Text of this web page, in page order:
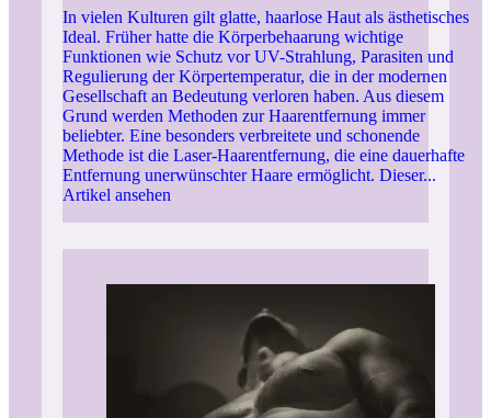
In vielen Kulturen gilt glatte, haarlose Haut als ästhetisches
Ideal. Früher hatte die Körperbehaarung wichtige
Funktionen wie Schutz vor UV-Strahlung, Parasiten und
Regulierung der Körpertemperatur, die in der modernen
Gesellschaft an Bedeutung verloren haben. Aus diesem
Grund werden Methoden zur Haarentfernung immer
beliebter. Eine besonders verbreitete und schonende
Methode ist die Laser-Haarentfernung, die eine dauerhafte
Entfernung unerwünschter Haare ermöglicht. Dieser...
Artikel ansehen